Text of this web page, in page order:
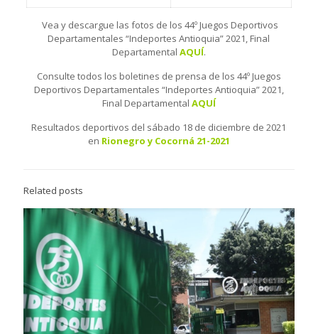
Vea y descargue las fotos de los 44º Juegos Deportivos
Departamentales “Indeportes Antioquia” 2021, Final
Departamental AQUÍ.
Consulte todos los boletines de prensa de los 44º Juegos
Deportivos Departamentales “Indeportes Antioquia” 2021,
Final Departamental AQUÍ
Resultados deportivos del sábado 18 de diciembre de 2021
en Rionegro y Cocorná 21-2021
Related posts